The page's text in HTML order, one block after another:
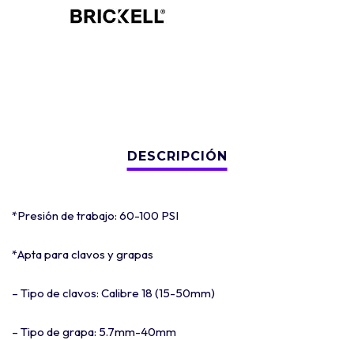
*Presión de trabajo: 60-100 PSI
*Apta para clavos y grapas
– Tipo de clavos: Calibre 18 (15-50mm)
– Tipo de grapa: 5.7mm-40mm